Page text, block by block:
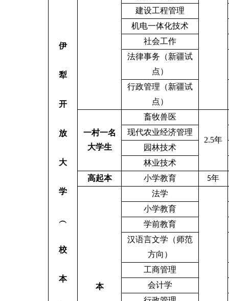
伊
犁
开
放
大
学
︵
校
本
建设工程管理
机电一体化技术
社会工作
法律事务（新疆试
点）
行政管理（新疆试
点）
一村一名
大学生
畜牧兽医
2.5年
现代农业经济管理
园林技术
林业技术
高起本
小学教育 5年
本
法学
小学教育
学前教育
汉语言文学（师范
方向）
工商管理
会计学